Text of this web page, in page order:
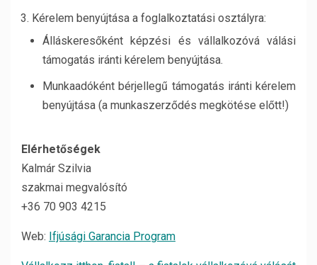
Kérelem benyújtása a foglalkoztatási osztályra:
Álláskeresőként képzési és vállalkozóvá válási
támogatás iránti kérelem benyújtása.
Munkaadóként bérjellegű támogatás iránti kérelem
benyújtása (a munkaszerződés megkötése előtt!)
Elérhetőségek
Kalmár Szilvia
szakmai megvalósító
+36 70 903 4215
Web: Ifjúsági Garancia Program